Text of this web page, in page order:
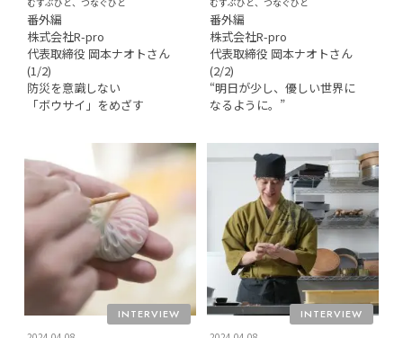
番外編
株式会社R-pro
代表取締役 岡本ナオトさん
(1/2)
防災を意識しない
「ボウサイ」をめざす
番外編
株式会社R-pro
代表取締役 岡本ナオトさん
(2/2)
“明日が少し、優しい世界に
なるように。”
INTERVIEW INTERVIEW